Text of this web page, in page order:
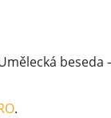
beseda
.